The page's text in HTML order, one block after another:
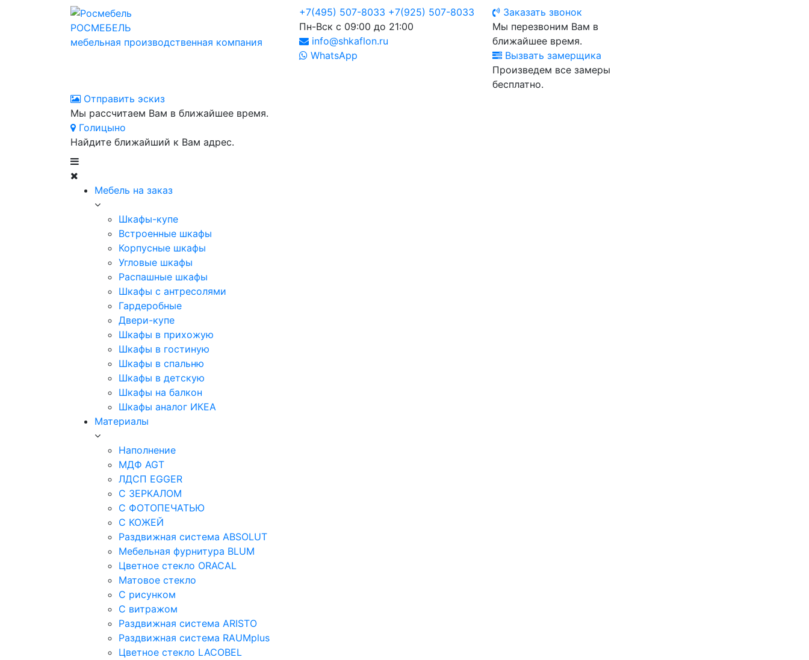
РОСМЕБЕЛЬ
мебельная производственная компания
+7(495) 507-8033 +7(925) 507-8033
Пн-Вск с 09:00 до 21:00
info@shkaflon.ru
WhatsApp
Заказать звонок
Мы перезвоним Вам в
ближайшее время.
Вызвать замерщика
Произведем все замеры
бесплатно.
Отправить эскиз
Мы рассчитаем Вам в ближайшее время.
Голицыно
Найдите ближайший к Вам адрес.
Мебель на заказ
Шкафы-купе
Встроенные шкафы
Корпусные шкафы
Угловые шкафы
Распашные шкафы
Шкафы с антресолями
Гардеробные
Двери-купе
Шкафы в прихожую
Шкафы в гостиную
Шкафы в спальню
Шкафы в детскую
Шкафы на балкон
Шкафы аналог ИКЕА
Материалы
Наполнение
МДФ AGT
ЛДСП EGGER
С ЗЕРКАЛОМ
С ФОТОПЕЧАТЬЮ
С КОЖЕЙ
Раздвижная система ABSOLUT
Мебельная фурнитура BLUM
Цветное стекло ORACAL
Матовое стекло
C рисунком
C витражом
Раздвижная система ARISTO
Раздвижная система RAUMplus
Цветное стекло LACOBEL